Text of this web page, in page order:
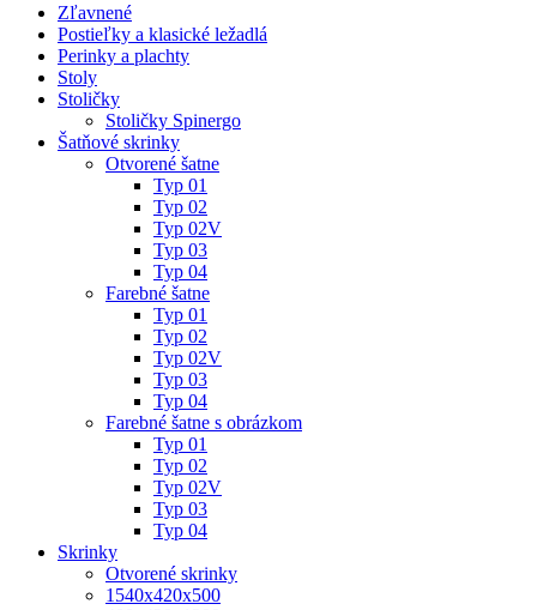
Zľavnené
Postieľky a klasické ležadlá
Perinky a plachty
Stoly
Stoličky
Stoličky Spinergo
Šatňové skrinky
Otvorené šatne
Typ 01
Typ 02
Typ 02V
Typ 03
Typ 04
Farebné šatne
Typ 01
Typ 02
Typ 02V
Typ 03
Typ 04
Farebné šatne s obrázkom
Typ 01
Typ 02
Typ 02V
Typ 03
Typ 04
Skrinky
Otvorené skrinky
1540x420x500